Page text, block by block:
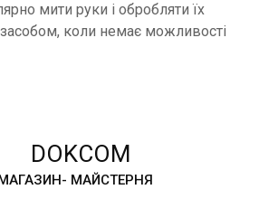
мити руки і обробляти їх
коли немає можливості
DOKCOM
МАЙСТЕРНЯ